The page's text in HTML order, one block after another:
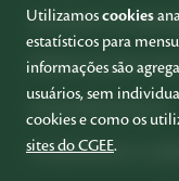
ACESSO À
PRESTAÇÃO
GOVERNANÇA
COMPRAS E
Utilizamoscookies
estatísticos para
informações são
usuários, sem
cookies e como os
sites do CGEE.